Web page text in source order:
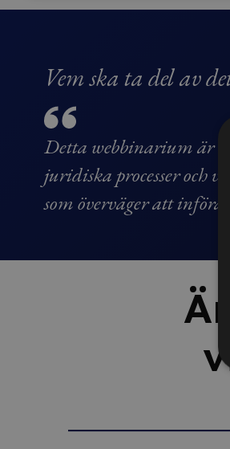
Vem ska ta del av
Detta webbinarium är
juridiska processer och
som överväger att